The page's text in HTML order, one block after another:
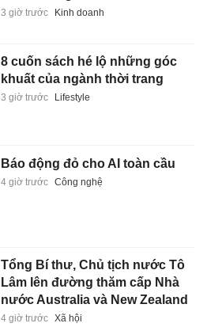
3 giờ trước Kinh doanh
8 cuốn sách hé lộ những góc
khuất của ngành thời trang
3 giờ trước Lifestyle
Báo động đỏ cho AI toàn cầu
4 giờ trước Công nghệ
Tổng Bí thư, Chủ tịch nước Tô
Lâm lên đường thăm cấp Nhà
nước Australia và New Zealand
4 giờ trước Xã hội